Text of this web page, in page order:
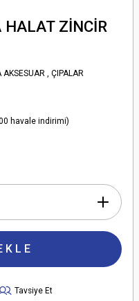
HALAT ZİNCİR
AKSESUAR ,ÇIPALAR
havale indirimi)
Tavsiye Et